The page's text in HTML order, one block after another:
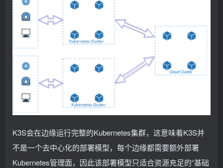
K3S会在边缘运行完整的Kubernetes集群，这意味着K3S并
不是一个去中心化的部署模型，每个边缘都需要额外部署
Kubernetes管理面，因此该部署模型只适合资源充足的“基础